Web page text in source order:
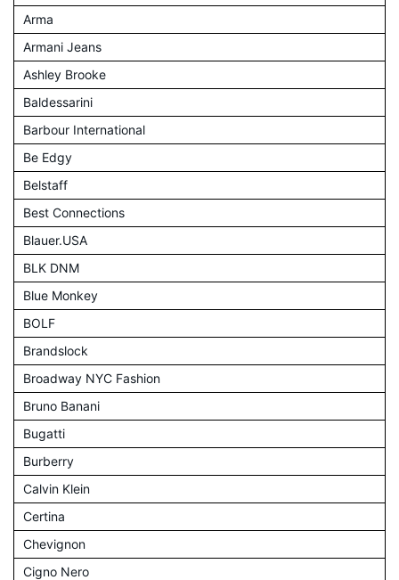
Arma
Armani Jeans
Ashley Brooke
Baldessarini
Barbour International
Be Edgy
Belstaff
Best Connections
Blauer.USA
BLK DNM
Blue Monkey
BOLF
Brandslock
Broadway NYC Fashion
Bruno Banani
Bugatti
Burberry
Calvin Klein
Certina
Chevignon
Cigno Nero